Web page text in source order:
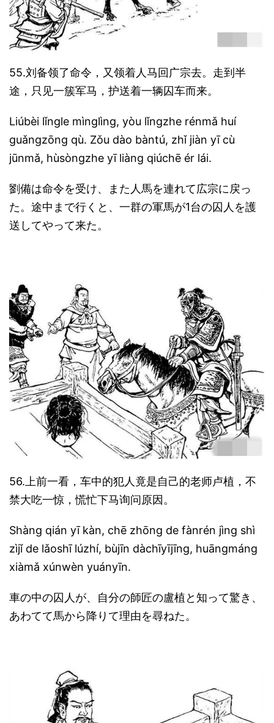
55.刘备领了命令，又领着人马回广宗去。走到半
途，只见一簇军马，护送着一辆囚车而来。
Liúbèi lǐngle mìnglìng, yòu lǐngzhe rénmǎ huí
guǎngzōng qù. Zǒu dào bàntú, zhǐ jiàn yī cù
jūnmǎ, hùsòngzhe yī liàng qiúchē ér lái.
劉備は命令を受け、また人馬を連れて広宗に戻っ
た。途中まで行くと、一群の軍馬が1台の囚人を護
送してやって来た。
56.上前一看，车中的犯人竟是自己的老师卢植，不
禁大吃一惊，慌忙下马询问原因。
Shàng qián yī kàn, chē zhōng de fànrén jìng shì
zìjǐ de lǎoshī lúzhí, bùjīn dàchīyījīng, huāngmáng
xiàmǎ xúnwèn yuányīn.
車の中の囚人が、自分の師匠の盧植と知って驚き、
あわてて馬から降りて理由を尋ねた。